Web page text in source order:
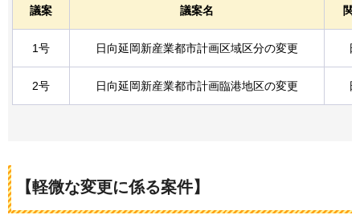
議案 議案名 関
1号 日向延岡新産業都市計画区域区分の変更
2号 日向延岡新産業都市計画臨港地区の変更
【軽微な変更に係る案件】